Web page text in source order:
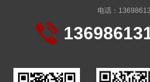
电话：